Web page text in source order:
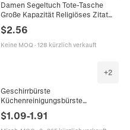
Damen Segeltuch Tote-Tasche
Große Kapazität Religiöses Zitat
Druck Schultertasche Lässig
Umweltfreundliche Einkaufstasche
$2.56
Keine MOQ · 128 kürzlich verkauft
+2
Geschirrbürste
Küchenreinigungsbürste
Sisalfasern Umweltfreundliche
$1.09-1.91